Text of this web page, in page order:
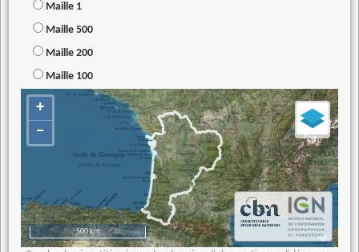
Maille 1
Maille 500
Maille 200
Maille 100
+
−
500 km